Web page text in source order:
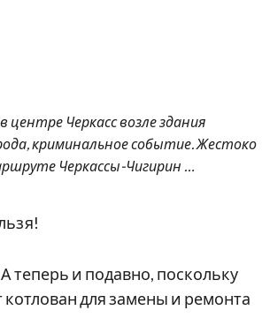
Черкасс возле здания
криминальное событие. Жестоко
Черкассы-Чигирин …
теперь и подавно, поскольку
для замены и ремонта